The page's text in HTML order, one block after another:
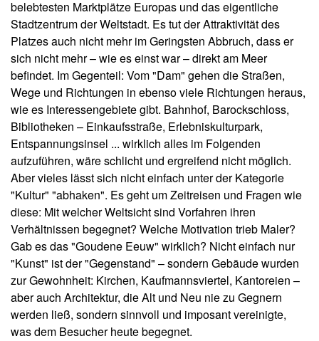
belebtesten Marktplätze Europas und das eigentliche
Stadtzentrum der Weltstadt. Es tut der Attraktivität des
Platzes auch nicht mehr im Geringsten Abbruch, dass er
sich nicht mehr – wie es einst war – direkt am Meer
befindet. Im Gegenteil: Vom "Dam" gehen die Straßen,
Wege und Richtungen in ebenso viele Richtungen heraus,
wie es Interessengebiete gibt. Bahnhof, Barockschloss,
Bibliotheken – Einkaufsstraße, Erlebniskulturpark,
Entspannungsinsel ... wirklich alles im Folgenden
aufzuführen, wäre schlicht und ergreifend nicht möglich.
Aber vieles lässt sich nicht einfach unter der Kategorie
"Kultur" "abhaken". Es geht um Zeitreisen und Fragen wie
diese: Mit welcher Weltsicht sind Vorfahren ihren
Verhältnissen begegnet? Welche Motivation trieb Maler?
Gab es das "Goudene Eeuw" wirklich? Nicht einfach nur
"Kunst" ist der "Gegenstand" – sondern Gebäude wurden
zur Gewohnheit: Kirchen, Kaufmannsviertel, Kantoreien –
aber auch Architektur, die Alt und Neu nie zu Gegnern
werden ließ, sondern sinnvoll und imposant vereinigte,
was dem Besucher heute begegnet.